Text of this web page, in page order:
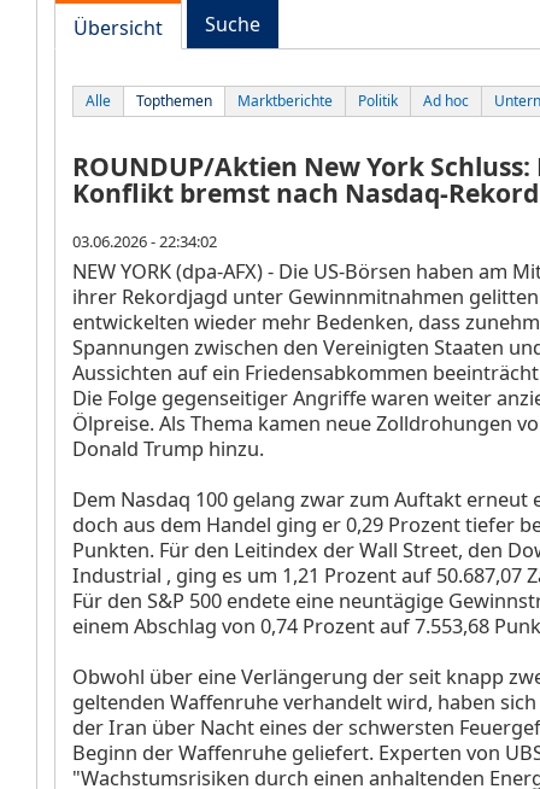
Übersicht Suche
Alle Topthemen Marktberichte Politik Ad hoc
ROUNDUP/Aktien New York
Konflikt bremst nach Nasdaq-Rekord
03.06.2026 - 22:34:02
NEW YORK (dpa-AFX) - Die US-Börsen haben am
ihrer Rekordjagd unter Gewinnmitnahmen
entwickelten wieder mehr Bedenken, dass
Spannungen zwischen den Vereinigten Staaten
Aussichten auf ein Friedensabkommen
Die Folge gegenseitiger Angriffe waren weiter
Ölpreise. Als Thema kamen neue Zolldrohungen
Donald Trump hinzu.
Dem Nasdaq 100 gelang zwar zum Auftakt erneut
doch aus dem Handel ging er 0,29 Prozent tiefer
Punkten. Für den Leitindex der Wall Street, den
Industrial , ging es um 1,21 Prozent auf 50.687,07
Für den S&P 500 endete eine neuntägige
einem Abschlag von 0,74 Prozent auf 7.553,68
Obwohl über eine Verlängerung der seit knapp
geltenden Waffenruhe verhandelt wird, haben sich
der Iran über Nacht eines der schwersten
Beginn der Waffenruhe geliefert. Experten von
"Wachstumsrisiken durch einen anhaltenden